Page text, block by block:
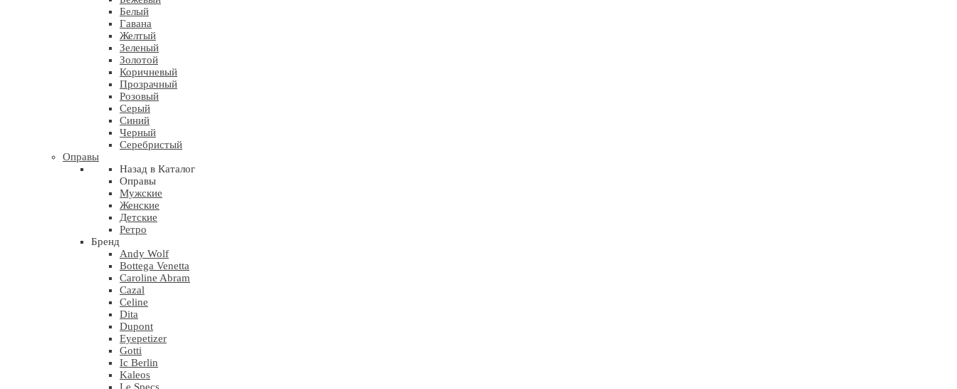
Белый
Гавана
Желтый
Зеленый
Золотой
Коричневый
Прозрачный
Розовый
Серый
Синий
Черный
Серебристый
Оправы
Назад в Каталог
Оправы
Мужские
Женские
Детские
Ретро
Бренд
Andy Wolf
Bottega Venetta
Caroline Abram
Cazal
Celine
Dita
Dupont
Eyepetizer
Gotti
Ic Berlin
Kaleos